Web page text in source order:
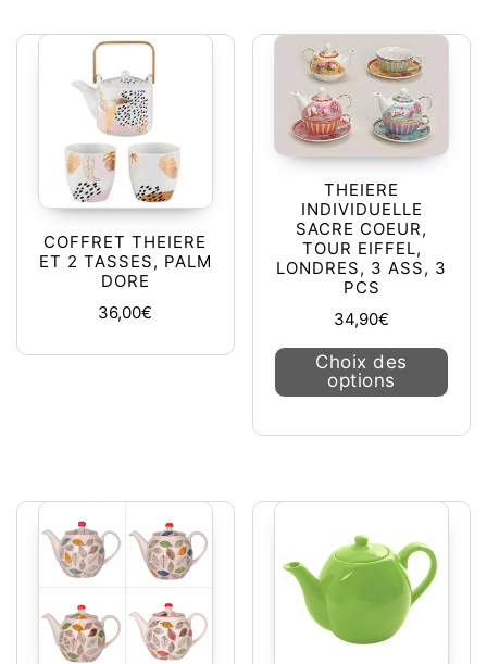
COFFRET THEIERE
ET 2 TASSES, PALM
DORE
36,00€
THEIERE
INDIVIDUELLE
SACRE COEUR,
TOUR EIFFEL,
LONDRES, 3 ASS, 3
PCS
34,90€
Choix des
options